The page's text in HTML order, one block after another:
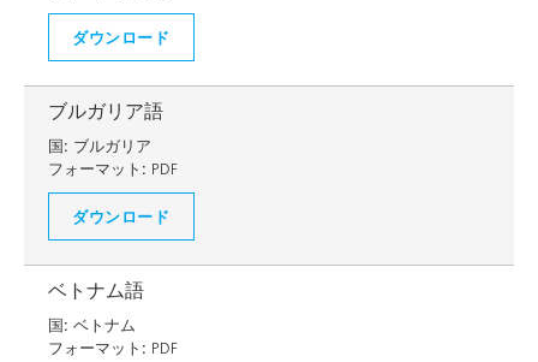
ダウンロード
ブルガリア語
国: ブルガリア
フォーマット: PDF
ダウンロード
ベトナム語
国: ベトナム
フォーマット: PDF